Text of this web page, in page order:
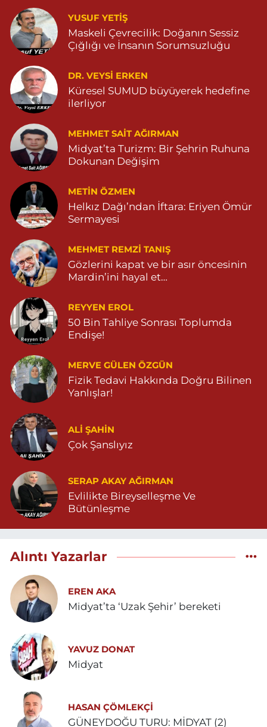
0 (482) 212 53 04 Yol Tarifi Al
Özdemir Eczanesi
YENİ MAHALLE 3086 SOKAK NO:4 3 04825413121
0 (482) 541 31 21 Yol Tarifi Al
YUSUF YETİŞ
Maskeli Çevrecilik: Doğanın Sessiz
Çığlığı ve İnsanın Sorumsuzluğu
DR. VEYSI ERKEN
Küresel SUMUD büyüyerek hedefine
ilerliyor
MEHMET SAIT AĞIRMAN
Midyat’ta Turizm: Bir Şehrin Ruhuna
Dokunan Değişim
METIN ÖZMEN
Helkız Dağı’ndan İftara: Eriyen Ömür
Sermayesi
MEHMET REMZI TANIŞ
Gözlerini kapat ve bir asır öncesinin
Mardin’ini hayal et…
REYYEN EROL
50 Bin Tahliye Sonrası Toplumda
Endişe!
MERVE GÜLEN ÖZGÜN
Fizik Tedavi Hakkında Doğru Bilinen
Yanlışlar!
ALI ŞAHİN
Çok Şanslıyız
SERAP AKAY AĞIRMAN
Evlilikte Bireyselleşme Ve
Bütünleşme
Alıntı Yazarlar
EREN AKA
Midyat’ta ‘Uzak Şehir’ bereketi
YAVUZ DONAT
Midyat
HASAN ÇÖMLEKÇİ
GÜNEYDOĞU TURU: MİDYAT (2)